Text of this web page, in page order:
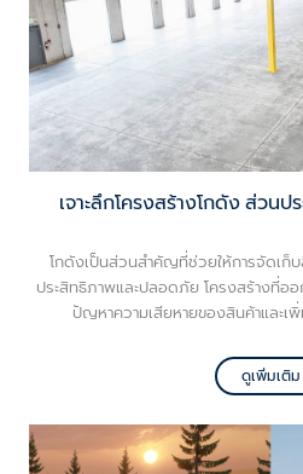
เจาะลึกโครงสร้างโกดัง ส่ว
โกดังเป็นส่วนสำคัญที่ช่วยให้การจัดเก็
ประสิทธิภาพและปลอดภัย โครงสร้างที่ออ
ปัญหาความเสียหายของสินค้าและเพิ่
ดูเพิ่มเติม